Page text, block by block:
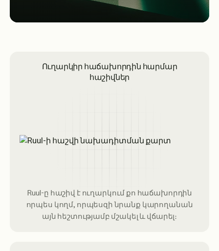
Ուղարկիր հաճախորդին հարմար
հաշիվներ
Ruul-ը հաշիվ է ուղարկում քո հաճախորդին
որպես կողմ, որպեսզի նրանք կարողանան
այն հեշտությամբ մշակել և վճարել։